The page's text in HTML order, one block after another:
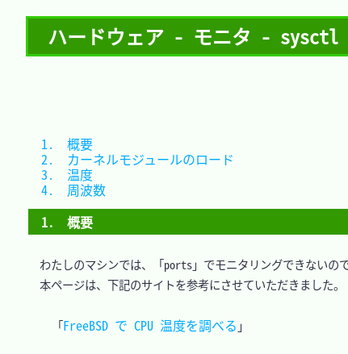
ハードウェア - モニタ - sysctl
1.　概要
わたしのマシンでは、「ports」でモニタリングできないの
本ページは、下記のサイトを参考にさせていただきました。
「FreeBSD で CPU 温度を調べる